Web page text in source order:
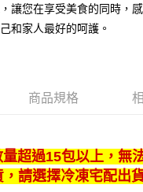
讓您在享受美食的同時，
和家人最好的呵護。
商品規格
量超過15包以上，無
，請選擇冷凍宅配出